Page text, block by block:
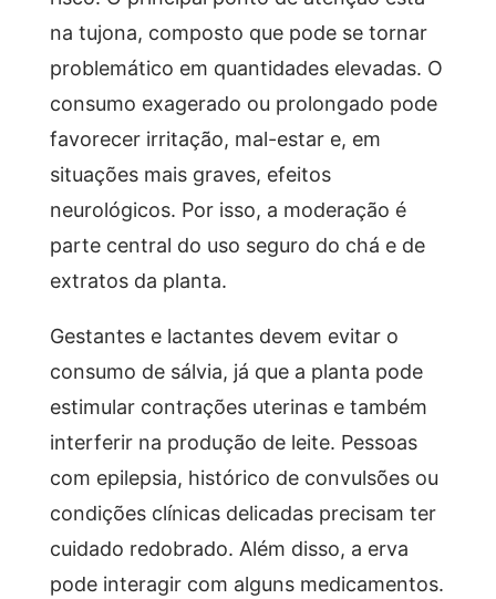
na tujona, composto que pode se tornar
problemático em quantidades elevadas. O
consumo exagerado ou prolongado pode
favorecer irritação, mal-estar e, em
situações mais graves, efeitos
neurológicos. Por isso, a moderação é
parte central do uso seguro do chá e de
extratos da planta.
Gestantes e lactantes devem evitar o
consumo de sálvia, já que a planta pode
estimular contrações uterinas e também
interferir na produção de leite. Pessoas
com epilepsia, histórico de convulsões ou
condições clínicas delicadas precisam ter
cuidado redobrado. Além disso, a erva
pode interagir com alguns medicamentos.